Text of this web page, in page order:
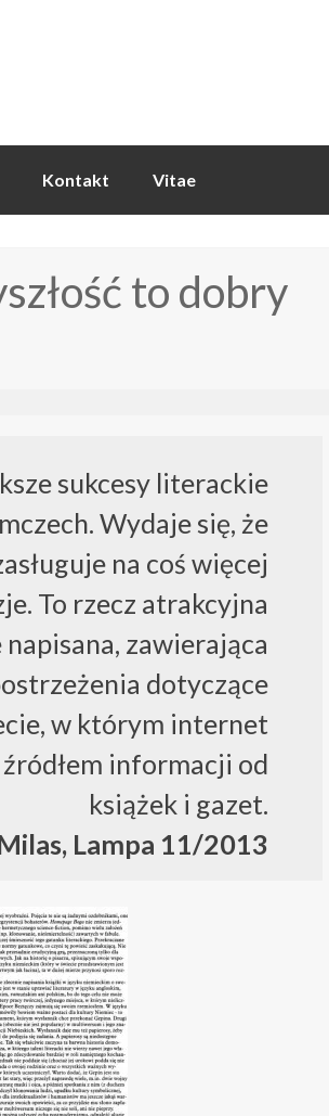
Kontakt Vitae
to dobry
sukcesy literackie
Wydaje się, że
na coś więcej
To rzecz atrakcyjna
zawierająca
dotyczące
w którym internet
informacji od
książek i gazet.
Lampa 11/2013